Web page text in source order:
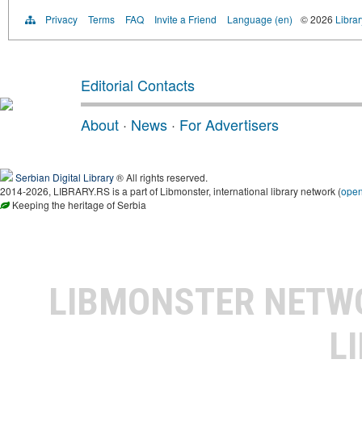
Privacy Terms FAQ Invite a Friend Language (en) © 2026
Editorial Contacts
About · News · For Advertisers
Serbian Digital Library® All rights reserved.
2014-2026, LIBRARY.RS is a part of Libmonster, international library network (
Keeping the heritage of Serbia
LIBMONSTER